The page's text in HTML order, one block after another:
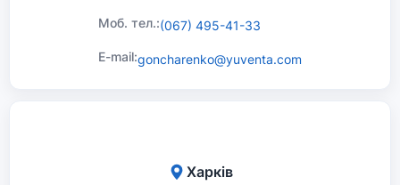
Моб. тел.:(067) 495-41-33
E-mail:goncharenko@yuventa.com
Харків